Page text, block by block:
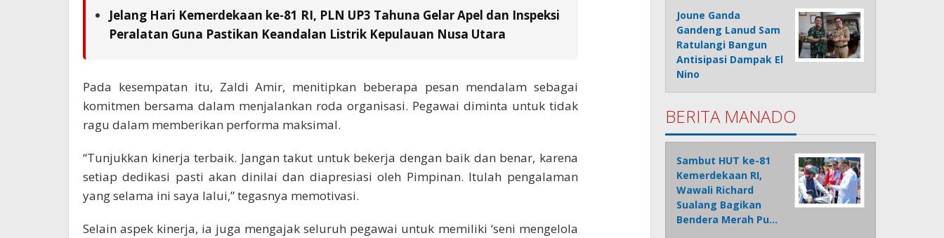
Jelang Hari Kemerdekaan ke-81 RI, PLN UP3 Tahuna Gelar Apel dan Inspeksi
Peralatan Guna Pastikan Keandalan Listrik Kepulauan Nusa Utara
Pada kesempatan itu, Zaldi Amir, menitipkan beberapa pesan mendalam sebagai
komitmen bersama dalam menjalankan roda organisasi. Pegawai diminta untuk tidak
ragu dalam memberikan performa maksimal.
“Tunjukkan kinerja terbaik. Jangan takut untuk bekerja dengan baik dan benar, karena
setiap dedikasi pasti akan dinilai dan diapresiasi oleh Pimpinan. Itulah pengalaman
yang selama ini saya lalui,” tegasnya memotivasi.
Selain aspek kinerja, ia juga mengajak seluruh pegawai untuk memiliki ‘seni mengelola
Joune Ganda
Gandeng Lanud Sam
Ratulangi Bangun
Antisipasi Dampak El
Nino
BERITA MANADO
Sambut HUT ke-81
Kemerdekaan RI,
Wawali Richard
Sualang Bagikan
Bendera Merah Pu…